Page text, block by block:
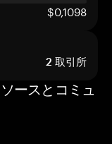
$0,1098
2 取引所
ースとコミュ